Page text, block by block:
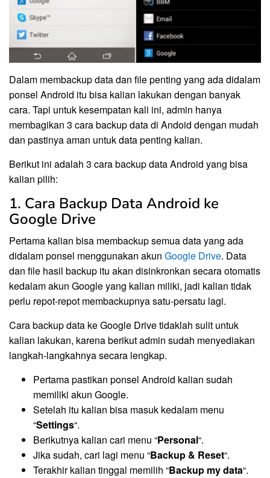
Dalam membackup data dan file penting yang ada didalam
ponsel Android itu bisa kalian lakukan dengan banyak
cara. Tapi untuk kesempatan kali ini, admin hanya
membagikan 3 cara backup data di Andoid dengan mudah
dan pastinya aman untuk data penting kalian.
Berikut ini adalah 3 cara backup data Android yang bisa
kalian pilih:
1. Cara Backup Data Android ke
Google Drive
Pertama kalian bisa membackup semua data yang ada
didalam ponsel menggunakan akun Google Drive. Data
dan file hasil backup itu akan disinkronkan secara otomatis
kedalam akun Google yang kalian miliki, jadi kalian tidak
perlu repot-repot membackupnya satu-persatu lagi.
Cara backup data ke Google Drive tidaklah sulit untuk
kalian lakukan, karena berikut admin sudah menyediakan
langkah-langkahnya secara lengkap.
Pertama pastikan ponsel Android kalian sudah
memiliki akun Google.
Setelah itu kalian bisa masuk kedalam menu
“Settings“.
Berikutnya kalian cari menu “Personal“.
Jika sudah, cari lagi menu “Backup & Reset“.
Terakhir kalian tinggal memilih “Backup my data“.